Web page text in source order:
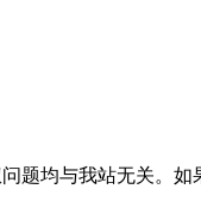
题均与我站无关。